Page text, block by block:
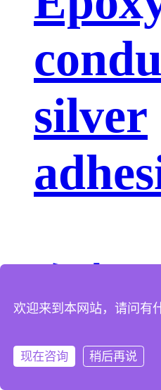
silver
有机
AS-
欢迎来到本网站，请问有
现在咨询 稍后再说